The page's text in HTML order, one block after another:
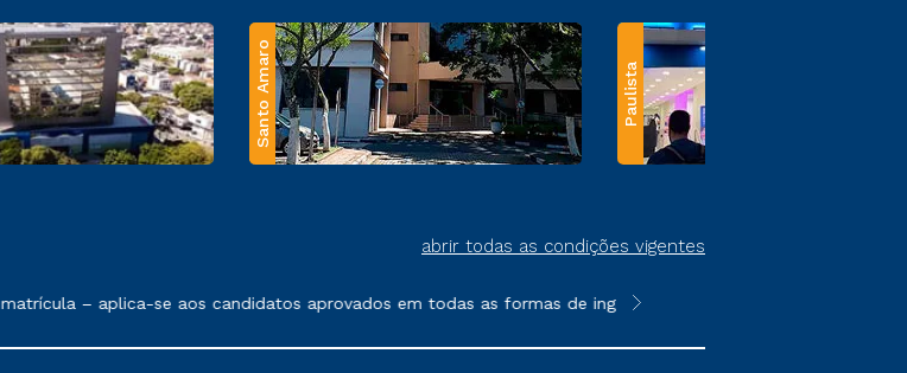
Santo Amaro Paulista
abrir todas as condições vigentes
de prestação de serviços.
– aplica-se aos candidatos aprovados em todas as formas de ingresso, exceto na prova on-line ou
**Semipresencial e EAD são